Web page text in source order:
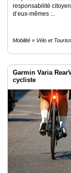
responsabilité
d’eux-mêmes :..
Mobilité » Vélo et
Garmin Varia
cycliste